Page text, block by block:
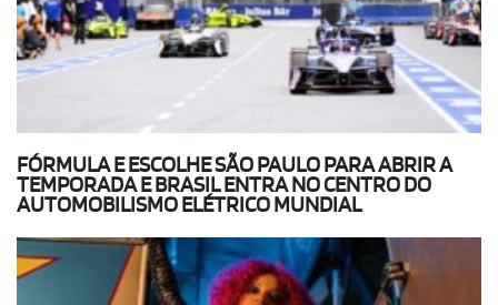
FÓRMULA E ESCOLHE SÃO PAULO PARA ABRIR A
TEMPORADA E BRASIL ENTRA NO CENTRO DO
AUTOMOBILISMO ELÉTRICO MUNDIAL